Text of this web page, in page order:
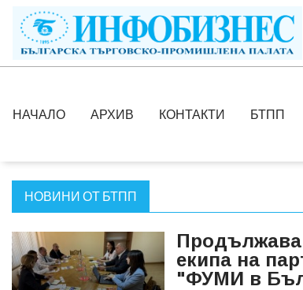
НАЧАЛО АРХИВ КОНТАКТИ БТПП
НОВИНИ ОТ БТПП
Продължава
екипа на
"ФУМИ в